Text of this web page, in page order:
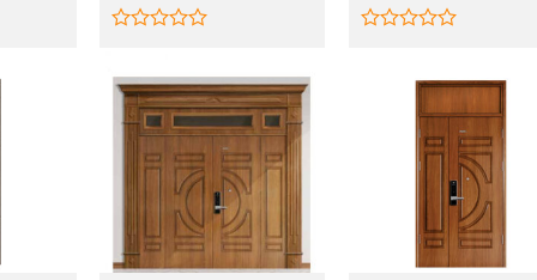
out
of
5